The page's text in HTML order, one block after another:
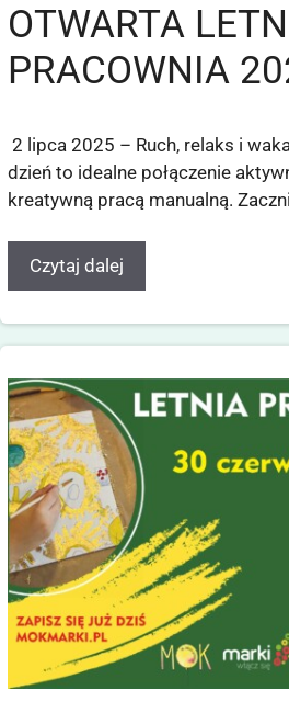
OTWARTA
PRACOWNIA
2 lipca 2025 – Ruch, relaks i
dzień to idealne połączenie
kreatywną pracą manualną.
Czytaj dalej